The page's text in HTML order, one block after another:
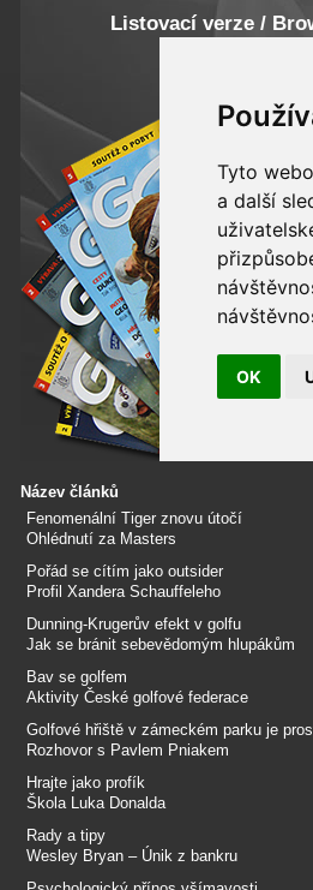
Název článků
Fenomenální Tiger znovu útočí
Ohlédnutí za Masters
Pořád se cítím jako outsider
Profil Xandera Schauffeleho
Dunning-Krugerův efekt v golfu
Jak se bránit sebevědomým hlupákům
Bav se golfem
Aktivity České golfové federace
Golfové hřiště v zámeckém parku je
Rozhovor s Pavlem Pniakem
Hrajte jako profík
Škola Luka Donalda
Rady a tipy
Wesley Bryan – Únik z bankru